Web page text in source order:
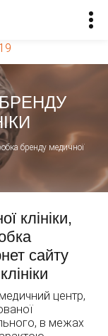
бренду медичної
клініки,
сайту
центр,
в межах